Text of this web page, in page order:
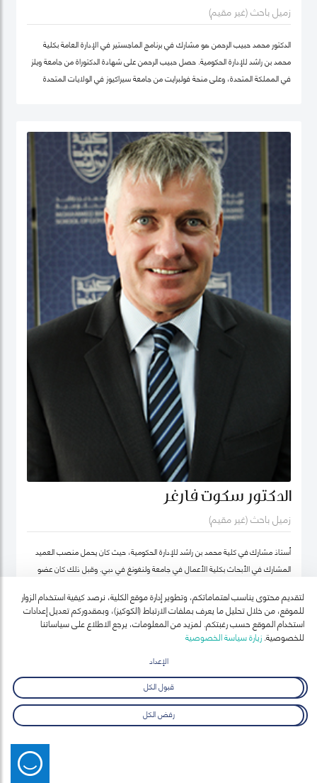
زميل باحث (غير مقيم)
الدكتور محمد حبيب الرحمن هو مشارك في برنامج الماجستير في الإدارة العامة بكلية
محمد بن راشد للإدارة الحكومية. حصل حبيب الرحمن على شهادة الدكتوراة من جامعة ويلز
في المملكة المتحدة، وعلى منحة فولبرايت من جامعة سيراكيوز في الولايات المتحدة
الجامعات، ومنها جامعة دكا (بنغلاديش)، وجامعة ليكهيد (كندا)، وجامعة ساوث باسيفيك
(فيجي)، وجامعة بروناي دار السلام (بروناي). وخلال عمله في جامعة بروناي دار السلام،
عمل في كلية الأعمال، والاقتصاد والدراسات السياسية ومعهد الدراسات السياسية كقائد
برنامج لدراسات الخريجين. ومنذ بداية مسيرته المهنية الأكاديمية، تميز الدكتور حبيب الرحمن
بنشاط كبير في إجراء البحوث حيث نشرت العديد من بحوثه في دوريات محكمة وله أيضاً
عدد من الكتب التي قام بتحريرها. كما قدم أوراقاً، وأدار جلسات حوارية في عدة مؤتمرات
الدكتور سكوت فارغر
زميل باحث (غير مقيم)
أستاذ مشارك في كلية محمد بن راشد للإدارة الحكومية، حيث كان يحمل منصب العميد
المشارك في الأبحاث بكلية الأعمال في جامعة ولنغونغ في دبي. وقبل ذلك كان عضو
نيوزيلندا لدراسات سوق العمل (معهد أبحاث العمل في نيوزيلندا حالياً).
لتقديم محتوى يناسب اهتماماتكم، وتطوير إدارة موقع الكلية، نرصد كيفية استخدام الزوار
للموقع، من خلال تحليل ما يعرف بملفات الارتباط (الكوكيز)، وبمقدوركم تعديل إعدادات
استخدام الموقع حسب رغبتكم. لمزيد من المعلومات، يرجع الاطلاع على سياساتنا
للخصوصية.زيارة سياسة الخصوصية
الإعداد
قبول الكل
رفض الكل